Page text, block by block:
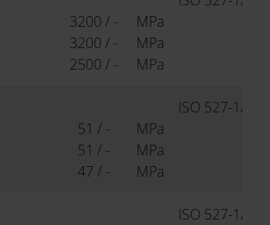
3200 / -
3200 / -
2500 / -
MPa
MPa
MPa
51 / -
51 / -
47 / -
MPa
MPa
MPa
ISO 527-1/-2
ISO 527-1/-2